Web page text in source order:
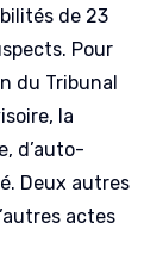
de 23
Pour
du Tribunal
la
d’auto-
Deux autres
actes